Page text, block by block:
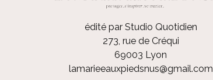
édité par Studio Quotidien
273, rue de Créqui
69003 Lyon
lamarieeauxpiedsnus@gmail.com